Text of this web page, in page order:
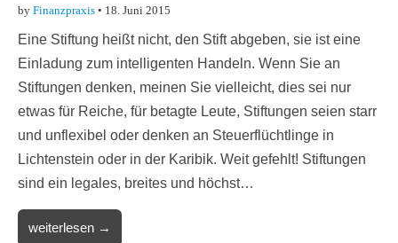
by Finanzpraxis • 18. Juni 2015
Eine Stiftung heißt nicht, den Stift abgeben, sie ist eine
Einladung zum intelligenten Handeln. Wenn Sie an
Stiftungen denken, meinen Sie vielleicht, dies sei nur
etwas für Reiche, für betagte Leute, Stiftungen seien starr
und unflexibel oder denken an Steuerflüchtlinge in
Lichtenstein oder in der Karibik. Weit gefehlt! Stiftungen
sind ein legales, breites und höchst…
weiterlesen →